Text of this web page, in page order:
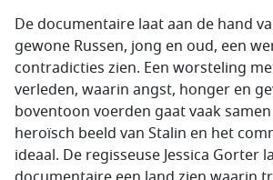
De documentaire laat aan de hand
gewone Russen, jong en oud, een
contradicties zien. Een worsteling
verleden, waarin angst, honger en
boventoon voerden gaat vaak
heroïsch beeld van Stalin en het
ideaal. De regisseuse Jessica Gorter